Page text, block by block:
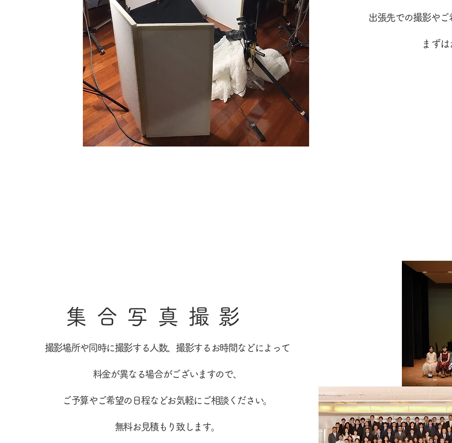
出張先での撮影やご
まずは
集合写真撮影
撮影場所や同時に撮影する人数、 撮影するお時間などによって
料金が異なる場合がございますので、
ご予算やご希望の日程などお気軽にご相談ください。
無料お見積もり致します。